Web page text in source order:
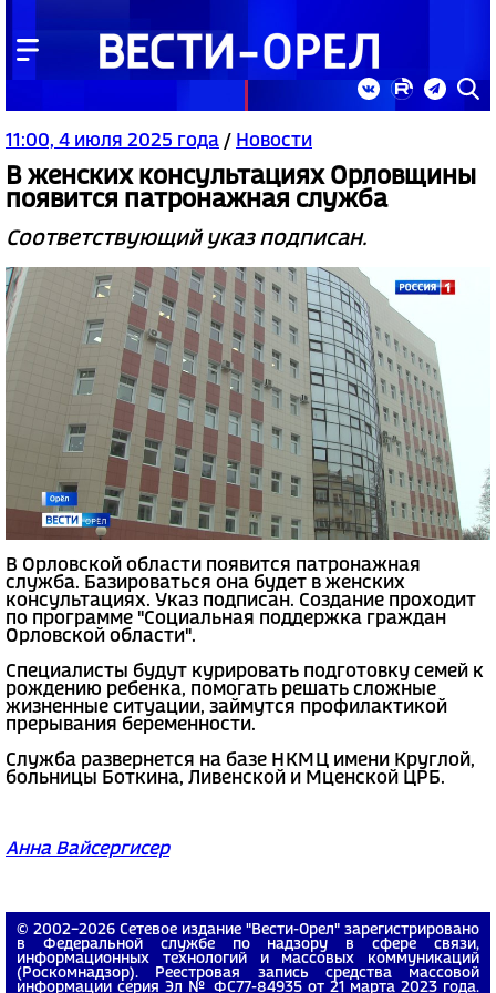
11:00, 4 июля 2025 года / Новости
В женских консультациях Орловщины
появится патронажная служба
Соответствующий указ подписан.
В Орловской области появится патронажная
служба. Базироваться она будет в женских
консультациях. Указ подписан. Создание проходит
по программе "Социальная поддержка граждан
Орловской области".
Специалисты будут курировать подготовку семей к
рождению ребенка, помогать решать сложные
жизненные ситуации, займутся профилактикой
прерывания беременности.
Служба развернется на базе НКМЦ имени Круглой,
больницы Боткина, Ливенской и Мценской ЦРБ.
Анна Вайсергисер
© 2002−2026 Сетевое издание "Вести-Орел" зарегистрировано
в Федеральной службе по надзору в сфере связи,
информационных технологий и массовых коммуникаций
(Роскомнадзор). Реестровая запись средства массовой
информации серия Эл № ФС77-84935 от 21 марта 2023 года.